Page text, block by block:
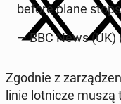
before plane
— BBC News
Zgodnie z
linie lot­ni­cze